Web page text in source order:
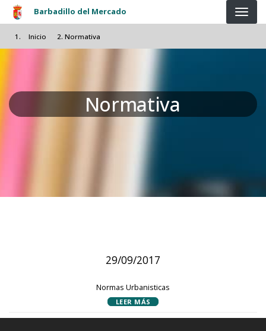
Pasar al contenido principal
Barbadillo del Mercado
Inicio Normativa
Normativa
29/09/2017
Normas Urbanisticas
LEER MÁS